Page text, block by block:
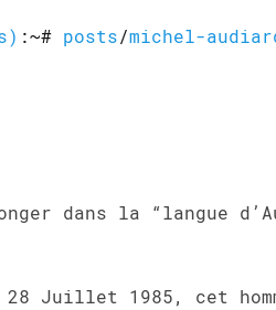
:~# posts/michel-
dans la “langue
28 Juillet 1985, cet